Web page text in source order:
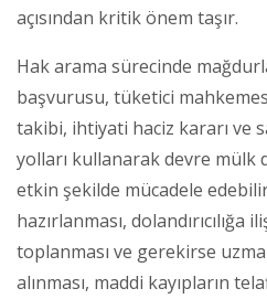
açısından kritik önem taşır.
Hak arama sürecinde
başvurusu, tüketici
takibi, ihtiyati haciz kararı ve
yolları kullanarak devre mülk
etkin şekilde mücadele
hazırlanması,
toplanması ve gerekirse
alınması, maddi kayıpların